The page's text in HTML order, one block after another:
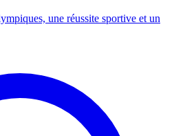
une réussite sportive et un